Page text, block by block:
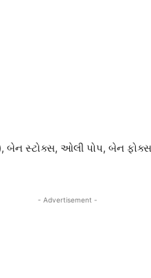
બેન સ્ટોક્સ, ઓલી પોપ, બેન
- Advertisement -